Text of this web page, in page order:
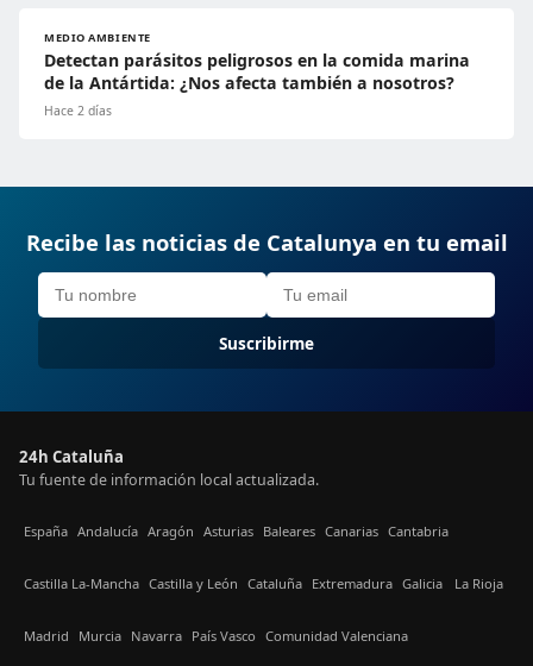
MEDIO AMBIENTE
Detectan parásitos peligrosos en la comida marina
de la Antártida: ¿Nos afecta también a nosotros?
Hace 2 días
Recibe las noticias de Catalunya en tu email
Suscribirme
24h Cataluña
Tu fuente de información local actualizada.
España Andalucía Aragón Asturias Baleares Canarias Cantabria
Castilla La-Mancha Castilla y León Cataluña Extremadura Galicia La Rioja
Madrid Murcia Navarra País Vasco Comunidad Valenciana